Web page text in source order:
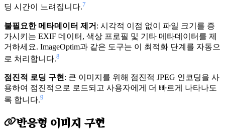
딩 시간이 느려집니다.7
불필요한 메타데이터 제거 : 시각적 이점 없이 파일 크기를 증
가시키는 EXIF 데이터, 색상 프로필 및 기타 메타데이터를 제
거하세요. ImageOptim과 같은 도구는 이 최적화 단계를 자동으
로 처리합니다.8
점진적 로딩 구현 : 큰 이미지를 위해 점진적 JPEG 인코딩을 사
용하여 점진적으로 로드되고 사용자에게 더 빠르게 나타나도
록 합니다.9
반응형 이미지 구현